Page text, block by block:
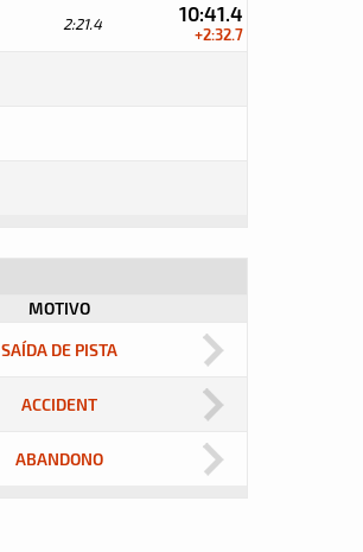
2:21.4 10:41.4
+2:32.7
MOTIVO
SAÍDA DE PISTA
ACCIDENT
ABANDONO